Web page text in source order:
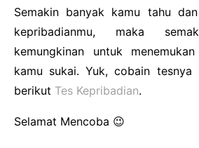
Semakin banyak kamu tahu
kepribadianmu, maka
kemungkinan untuk
kamu sukai. Yuk, cobain tesnya
berikut Tes Kepribadian.
Selamat Mencoba 😉